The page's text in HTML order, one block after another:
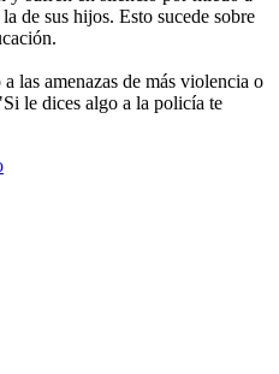
de sus hijos. Esto sucede sobre
las amenazas de más violencia o
le dices algo a la policía te